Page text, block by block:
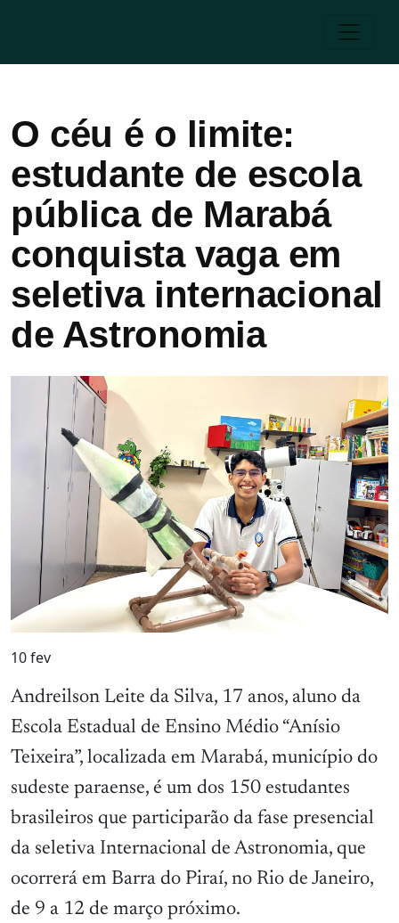
O céu é o limite:
estudante de escola
pública de Marabá
conquista vaga em
seletiva internacional
de Astronomia
10fev
Andreilson Leite da Silva, 17 anos, aluno da
Escola Estadual de Ensino Médio “Anísio
Teixeira”, localizada em Marabá, município do
sudeste paraense, é um dos 150 estudantes
brasileiros que participarão da fase presencial
da seletiva Internacional de Astronomia, que
ocorrerá em Barra do Piraí, no Rio de Janeiro,
de 9 a 12 de março próximo.